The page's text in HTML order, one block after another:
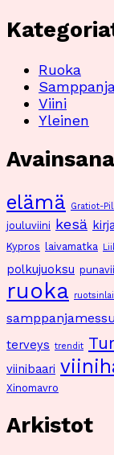
Ruoka
Viini
Yleinen
elämä Gratiot-
jouluviini kesä
Kypros laivamatka
polkujuoksu
ruoka
terveys trendit
viinibaari
Xinomavro
Arkistot